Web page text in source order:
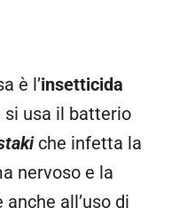
è l’insetticida
si usa il batterio
che infetta la
nervoso e la
all’uso di